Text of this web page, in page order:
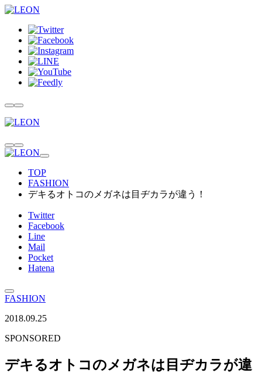
TOP
FASHION
デキるオトコのメガネは目ヂカラが違う！
Twitter
Facebook
Line
Mail
Pocket
Hatena
FASHION
2018.09.25
SPONSORED
デキるオトコのメガネは目ヂカラが違